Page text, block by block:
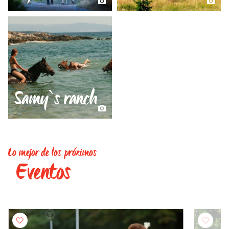
Samy`s ranch
Lo mejor de los próximos
Eventos